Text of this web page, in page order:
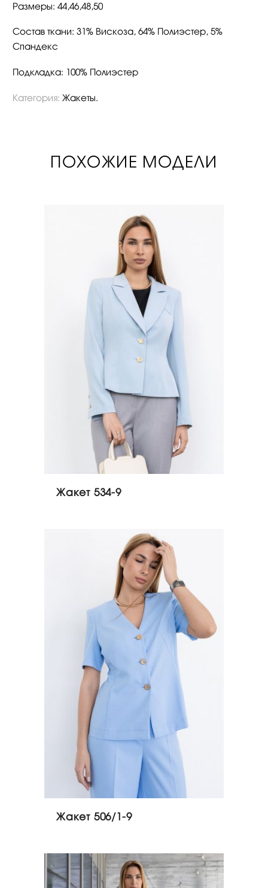
Размеры: 44,46,48,50
Состав ткани: 31% Вискоза, 64% Полиэстер, 5%
Спандекс
Подкладка: 100% Полиэстер
Категория: Жакеты.
ПОХОЖИЕ МОДЕЛИ
Жакет 534-9
Жакет 506/1-9